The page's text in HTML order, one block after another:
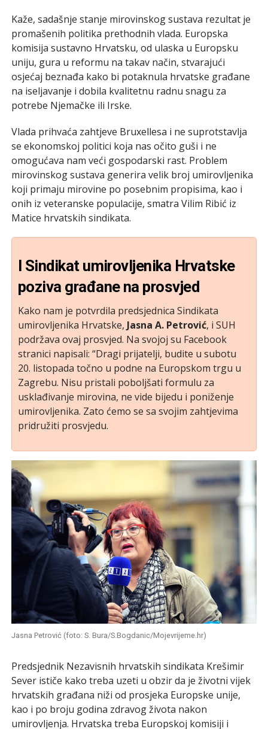
Kaže, sadašnje stanje mirovinskog sustava rezultat je
promašenih politika prethodnih vlada. Europska
komisija sustavno Hrvatsku, od ulaska u Europsku
uniju, gura u reformu na takav način, stvarajući
osjećaj beznađa kako bi potaknula hrvatske građane
na iseljavanje i dobila kvalitetnu radnu snagu za
potrebe Njemačke ili Irske.
Vlada prihvaća zahtjeve Bruxellesa i ne suprotstavlja
se ekonomskoj politici koja nas očito guši i ne
omogućava nam veći gospodarski rast. Problem
mirovinskog sustava generira velik broj umirovljenika
koji primaju mirovine po posebnim propisima, kao i
onih iz veteranske populacije, smatra Vilim Ribić iz
Matice hrvatskih sindikata.
I Sindikat umirovljenika Hrvatske
poziva građane na prosvjed
Kako nam je potvrdila predsjednica Sindikata
umirovljenika Hrvatske, Jasna A. Petrović, i SUH
podržava ovaj prosvjed. Na svojoj su Facebook
stranici napisali: “Dragi prijatelji, budite u subotu
20. listopada točno u podne na Europskom trgu u
Zagrebu. Nisu pristali poboljšati formulu za
usklađivanje mirovina, ne vide bijedu i poniženje
umirovljenika. Zato ćemo se sa svojim zahtjevima
pridružiti prosvjedu.
Jasna Petrović (foto: S. Bura/S.Bogdanic/Mojevrijeme.hr)
Predsjednik Nezavisnih hrvatskih sindikata Krešimir
Sever ističe kako treba uzeti u obzir da je životni vijek
hrvatskih građana niži od prosjeka Europske unije,
kao i po broju godina zdravog života nakon
umirovljenja. Hrvatska treba Europskoj komisiji i